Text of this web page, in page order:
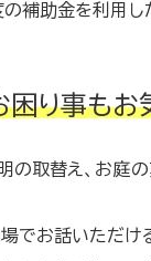
補助金を利用し
り事もお
の取替え、お庭
でお話いただけ